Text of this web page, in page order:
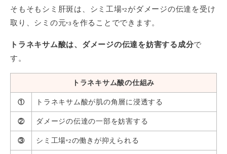
そもそもシミ肝斑は、シミ工場*2 がダメージの伝達を受け
取り、シミの元*3 を作ることでできます。
トラネキサム酸は、ダメージの伝達を妨害する成分で
す。
トラネキサム酸の仕組み
① トラネキサム酸が肌の角層に浸透する
② ダメージの伝達の一部を妨害する
③ シミ工場*2の働きが抑えられる